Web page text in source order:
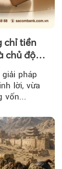
chỉ tiền
chủ động
pháp
lời, vừa
vốn...